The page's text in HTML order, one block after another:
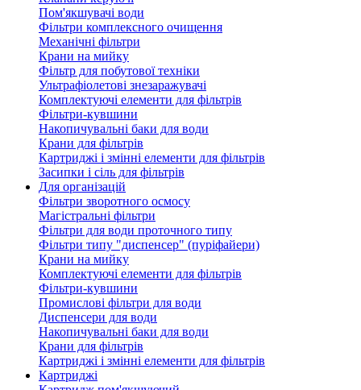
Пом'якшувачі води
Фільтри комплексного очищення
Механічні фільтри
Крани на мийку
Фільтр для побутової техніки
Ультрафіолетові знезаражувачі
Комплектуючі елементи для фільтрів
Фільтри-кувшини
Накопичувальні баки для води
Крани для фільтрів
Картриджі і змінні елементи для фільтрів
Засипки і сіль для фільтрів
Для організацій
Фільтри зворотного осмосу
Магістральні фільтри
Фільтри для води проточного типу
Фільтри типу "диспенсер" (пуріфайери)
Крани на мийку
Комплектуючі елементи для фільтрів
Фільтри-кувшини
Промислові фільтри для води
Диспенсери для води
Накопичувальні баки для води
Крани для фільтрів
Картриджі і змінні елементи для фільтрів
Картриджі